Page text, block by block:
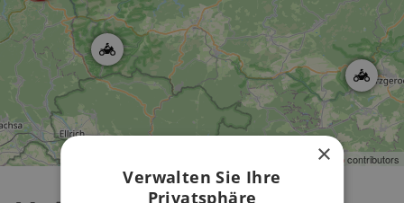
OpenStreetMapcontributors
×
Verwalten Sie Ihre
Privatsphäre